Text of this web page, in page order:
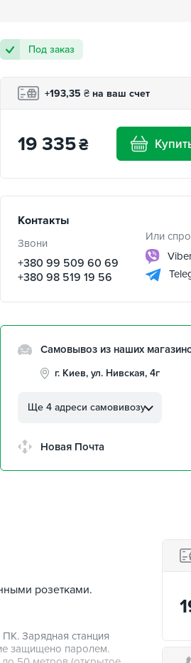
Под заказ
+193,35 ₴ на ваш счет
19 335₴
Контакты
Звони
+380 99 509 60 69
+380 98 519 19 56
Или
Самовывоз из наших
г. Киев, ул. Нивская, 4г
Автолюбителей, 8а
26
Ще 4 адреси самовивозу
Новая Почта
розетками.
Зарядная станция
защищено паролем.